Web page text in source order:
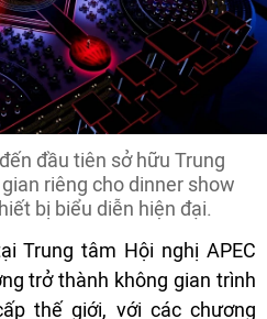
đầu tiên sở hữu Trung
riêng cho dinner show
bị biểu diễn hiện đại.
Trung tâm Hội nghị APEC
trở thành không gian trình
thế giới, với các chương